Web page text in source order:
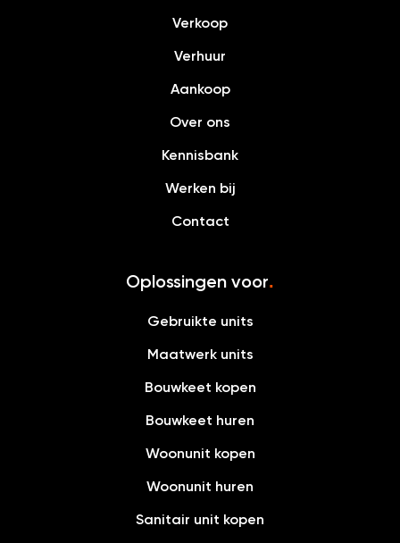
Verkoop
Verhuur
Aankoop
Over ons
Kennisbank
Werken bij
Contact
Oplossingen voor.
Gebruikte units
Maatwerk units
Bouwkeet kopen
Bouwkeet huren
Woonunit kopen
Woonunit huren
Sanitair unit kopen